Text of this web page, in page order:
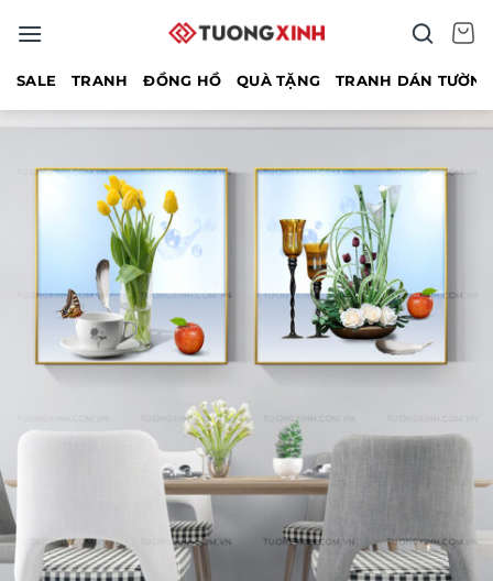
qua
SALE TRANH ĐỒNG HỒ QUÀ TẶNG TRANH DÁN